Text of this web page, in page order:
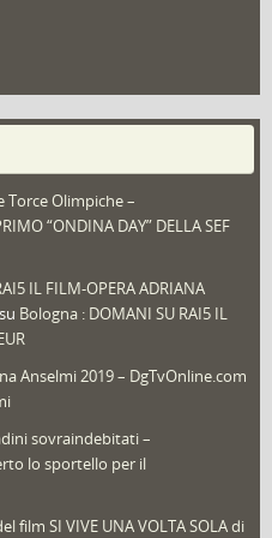
Torce Olimpiche –
“ONDINA DAY” DELLA SEF
IL FILM-OPERA ADRIANA
su Bologna : DOMANI SU RAI5 IL
Anselmi 2019 – DgTvOnline.com
sovraindebitati –
lo sportello per il
film SI VIVE UNA VOLTA SOLA di